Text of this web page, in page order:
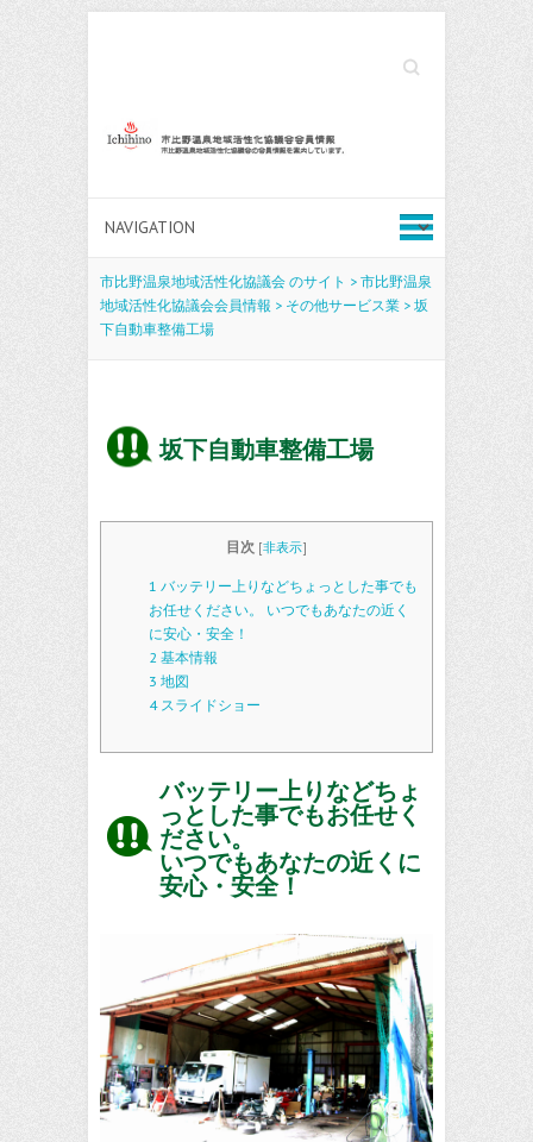
Search
市比野温泉地域活性化協議会 のサイト > 市比野温泉
地域活性化協議会会員情報 > その他サービス業 > 坂
下自動車整備工場
坂下自動車整備工場
目次 [非表示]
1 バッテリー上りなどちょっとした事でも
お任せください。 いつでもあなたの近く
に安心・安全！
2 基本情報
3 地図
4スライドショー
バッテリー上りなどちょ
っとした事でもお任せく
ださい。
いつでもあなたの近くに
安心・安全！